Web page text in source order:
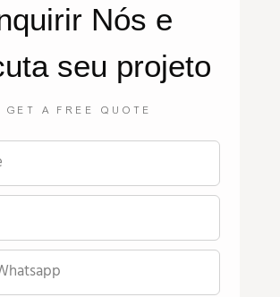
Nós e
seu projeto
GET A FREE QUOTE